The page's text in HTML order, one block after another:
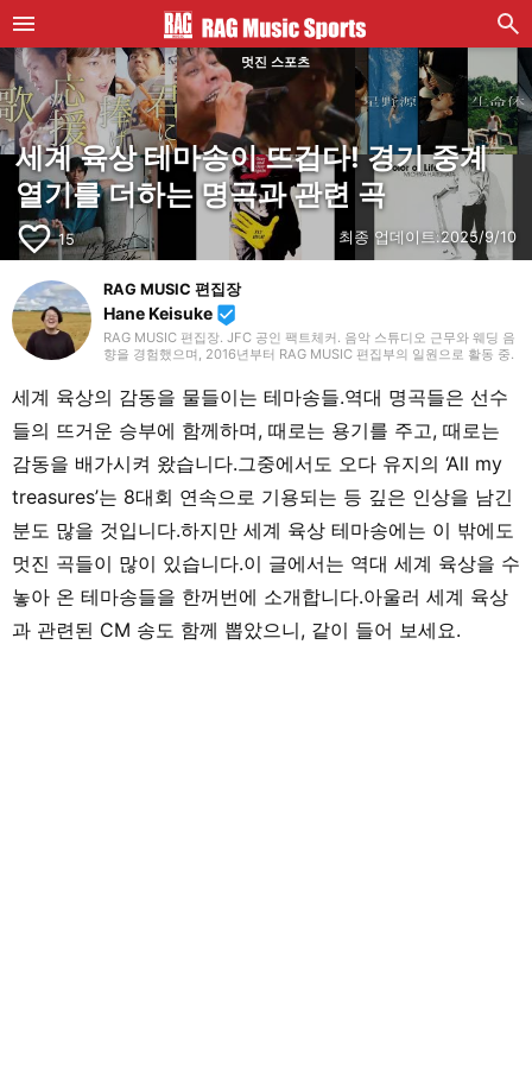
멋진 스포츠
세계 육상 테마송이 뜨겁다! 경기 중계
열기를 더하는 명곡과 관련 곡
favorite_border 15 최종 업데이트:2025/9/10
RAG MUSIC 편집장
Hane Keisuke beenhere
RAG MUSIC 편집장. JFC 공인 팩트체커. 음악 스튜디오 근무와 웨딩 음
향을 경험했으며, 2016년부터 RAG MUSIC 편집부의 일원으로 활동 중.
후에는 밴드에서 드럼 등 다양한 악기를 경험. 각종 곡 소개 글을 비롯해,
각지의 음악 페스티벌 소개 기사와 라이브 리포트 등, 자신의 음악 활동
과 지금까지의 업무로 쌓아 온 경험을 바탕으로 매일 기사를 제작하고 있
습니다. 음악은 국내외 록은 물론, 최근에는 J-POP도 폭넓게 즐겨 듣습
니다.
세계 육상의 감동을 물들이는 테마송들.역대 명곡들은 선수
들의 뜨거운 승부에 함께하며, 때로는 용기를 주고, 때로는
감동을 배가시켜 왔습니다.그중에서도 오다 유지의 ‘All my
treasures’는 8대회 연속으로 기용되는 등 깊은 인상을 남긴
분도 많을 것입니다.하지만 세계 육상 테마송에는 이 밖에도
멋진 곡들이 많이 있습니다.이 글에서는 역대 세계 육상을 수
놓아 온 테마송들을 한꺼번에 소개합니다.아울러 세계 육상
과 관련된 CM 송도 함께 뽑았으니, 같이 들어 보세요.